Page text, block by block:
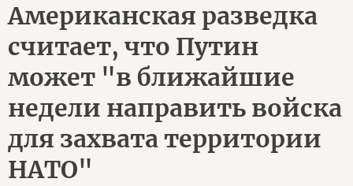
Американская разведка
считает, что Путин
может "в ближайшие
недели направить войска
для захвата территории
НАТО"